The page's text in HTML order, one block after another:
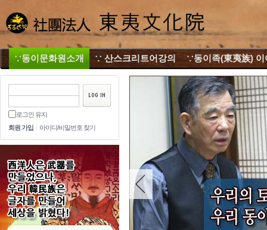
∵동이문화원소개 ∵ 산스크리트어강의 ∵동이족(東夷族) 이
로그인 유지
회원 가입
아이디/비밀번호 찾기